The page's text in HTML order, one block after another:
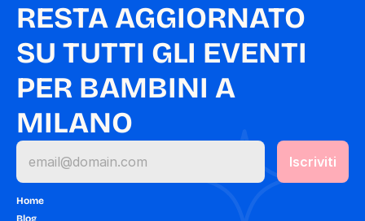
RESTA AGGIORNATO
SU TUTTI GLI EVENTI
PER BAMBINI A
MILANO
Home
Blog